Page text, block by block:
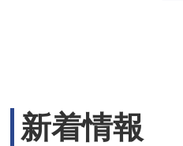
新着情報